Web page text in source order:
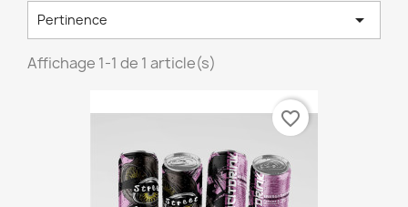
Pertinence 
Affichage 1-1 de 1 article(s)
favorite_border